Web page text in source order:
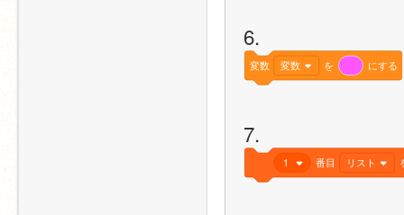
6.
変数 変数 を にする
7.
1 番目 リスト